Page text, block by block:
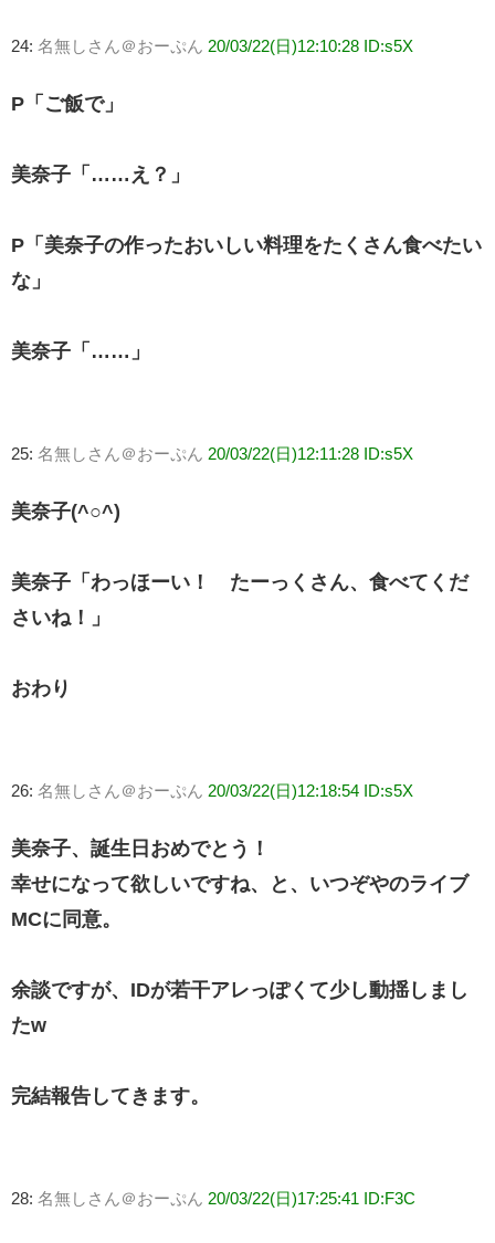
24: 名無しさん＠おーぷん 20/03/22(日)12:10:28 ID:s5X
P「ご飯で」
美奈子「……え？」
P「美奈子の作ったおいしい料理をたくさん食べたい
な」
美奈子「……」
25: 名無しさん＠おーぷん 20/03/22(日)12:11:28 ID:s5X
美奈子(^○^)
美奈子「わっほーい！ たーっくさん、食べてくだ
さいね！」
おわり
26: 名無しさん＠おーぷん 20/03/22(日)12:18:54 ID:s5X
美奈子、誕生日おめでとう！
幸せになって欲しいですね、と、いつぞやのライブ
MCに同意。
余談ですが、IDが若干アレっぽくて少し動揺しまし
たw
完結報告してきます。
28: 名無しさん＠おーぷん 20/03/22(日)17:25:41 ID:F3C